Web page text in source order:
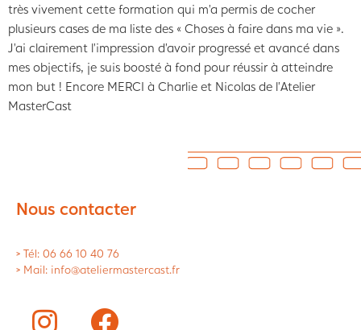
très vivement cette formation qui m’a permis de cocher
plusieurs cases de ma liste des « Choses à faire dans ma vie ».
J’ai clairement l’impression d’avoir progressé et avancé dans
mes objectifs, je suis boosté à fond pour réussir à atteindre
mon but ! Encore MERCI à Charlie et Nicolas de l’Atelier
MasterCast
Nous contacter
> Tél: 06 66 10 40 76
> Mail: info@ateliermastercast.fr